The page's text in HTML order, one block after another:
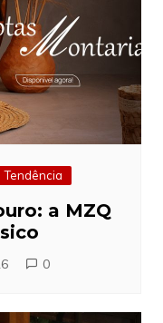
Tendência
a MZQ
0